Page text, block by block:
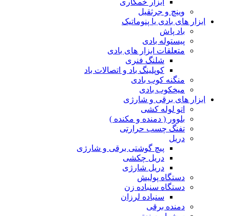
وینچ و جرثقیل
ابزار های بادی یا پنوماتیک
باد پاش
پیستوله بادی
متعلقات ابزار های بادی
شلنگ فنری
کوپلینگ باد و اتصالات باد
منگنه کوب بادی
میخکوب بادی
ابزار های برقی و شارژی
اتو لوله کشی
بلوور ( دمنده و مکنده )
تفنگ چسب حرارتی
دریل
پیچ گوشتی برقی و شارژی
دریل چکشی
دریل شارژی
دستگاه پولیش
دستگاه سنباده زن
سنباده لرزان
دمنده برقی